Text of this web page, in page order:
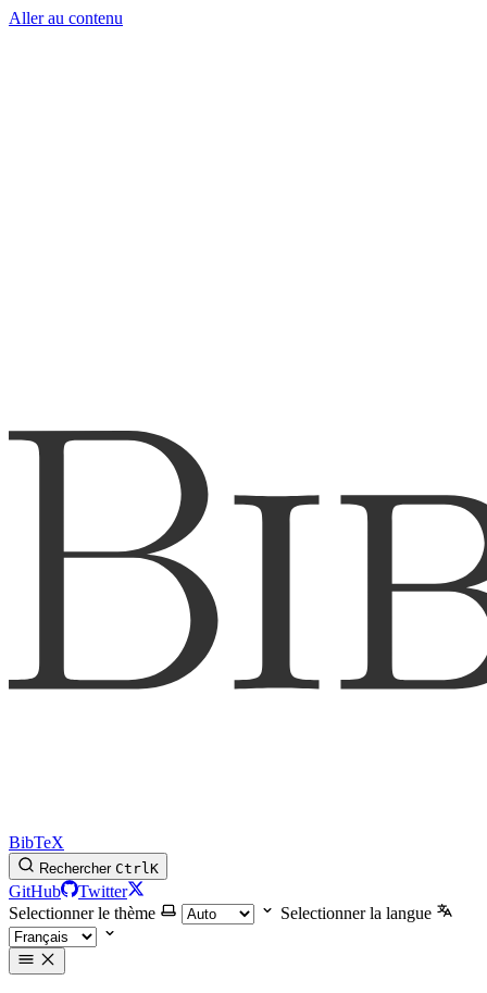
Aller au contenu
BibTeX
Rechercher CtrlK
GitHub
Twitter
Selectionner le thème
Selectionner la langue